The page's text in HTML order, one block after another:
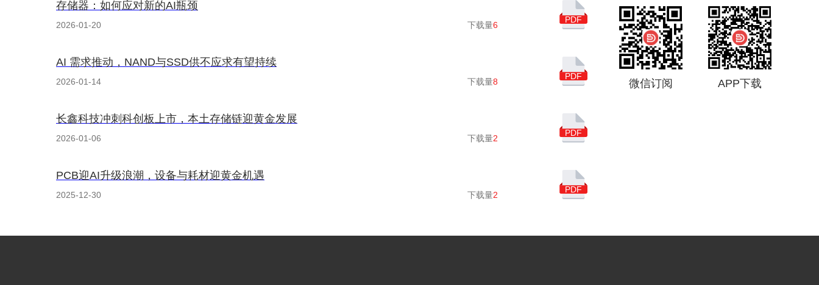
存储器：如何应对新的AI瓶颈
2026-01-20 下载量6
PDF
AI 需求推动，NAND与SSD供不应求有望持续
2026-01-14 下载量8
PDF
长鑫科技冲刺科创板上市，本土存储链迎黄金发展
2026-01-06 下载量2
PDF
PCB迎AI升级浪潮，设备与耗材迎黄金机遇
2025-12-30 下载量2
PDF
联芸科技 市场分析
国产 NAND
闪德月刊 得一微
慧荣科技
微信订阅 APP下载